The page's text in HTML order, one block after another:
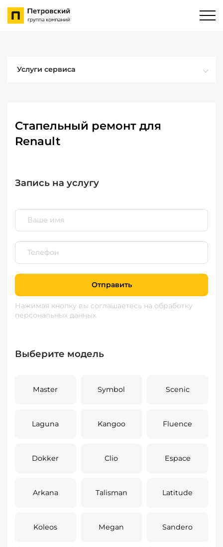
Услуги сервиса
Стапельный ремонт для
Renault
Запись на услугу
Отправить
Нажимая кнопку вы соглашаетесь на обработку
персональных данных
Выберите модель
Master Symbol Scenic
Laguna Kangoo Fluence
Dokker Clio Espace
Arkana Talisman Latitude
Koleos Megan Sandero